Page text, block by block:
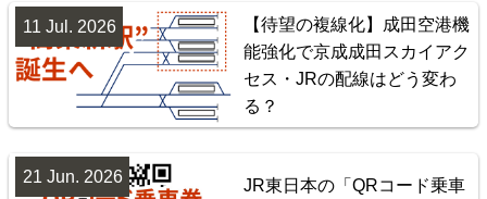
【待望の複線化】成田空港機
能強化で京成成田スカイアク
セス・JRの配線はどう変わ
る？
11 Jul. 2026
JR東日本の「QRコード乗車
21 Jun. 2026